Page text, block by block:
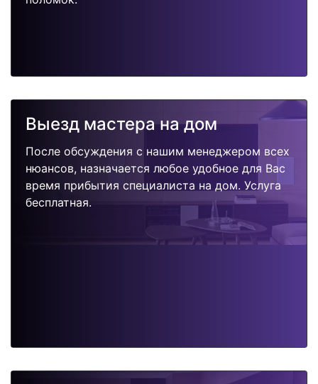
Выезд мастера на дом
После обсуждения с нашим менеджером всех
нюансов, назначается любое удобное для Вас
время прибытия специалиста на дом. Услуга
бесплатная.